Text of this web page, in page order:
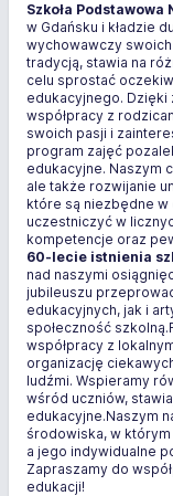
Szkoła Podstawowa
w Gdańsku i kładzie
wychowawczy
tradycją, stawia na
celu sprostać
edukacyjnego. Dzięki
współpracy z
swoich pasji i
program zajęć
edukacyjne. Naszym
ale także rozwijanie
które są niezbędne
uczestniczyć w
kompetencje oraz
60-lecie istnienia
nad naszymi
jubileuszu
edukacyjnych, jak i
społeczność
współpracy z
organizację
ludźmi. Wspieramy
wśród uczniów,
edukacyjne.Naszym
środowiska, w
a jego indywidualne
Zapraszamy do
edukacji!